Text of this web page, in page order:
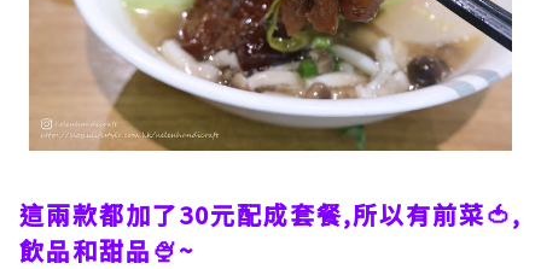
這兩款都加了30元配成套餐,所以有前菜🍅,
飲品和甜品🍨~